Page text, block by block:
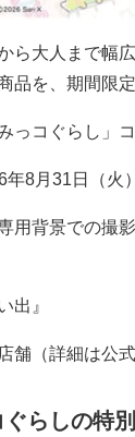
大人まで幅
品を、期間限
っコぐらし」
8月31日（火）
用背景での撮
出』
（詳細は公
らしの特